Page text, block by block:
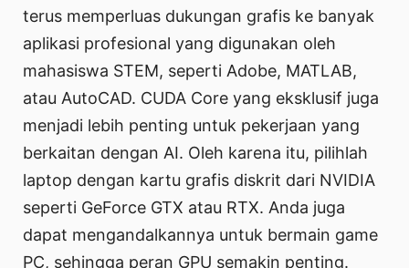
terus memperluas dukungan grafis ke banyak
aplikasi profesional yang digunakan oleh
mahasiswa STEM, seperti Adobe, MATLAB,
atau AutoCAD. CUDA Core yang eksklusif juga
menjadi lebih penting untuk pekerjaan yang
berkaitan dengan AI. Oleh karena itu, pilihlah
laptop dengan kartu grafis diskrit dari NVIDIA
seperti GeForce GTX atau RTX. Anda juga
dapat mengandalkannya untuk bermain game
PC, sehingga peran GPU semakin penting.